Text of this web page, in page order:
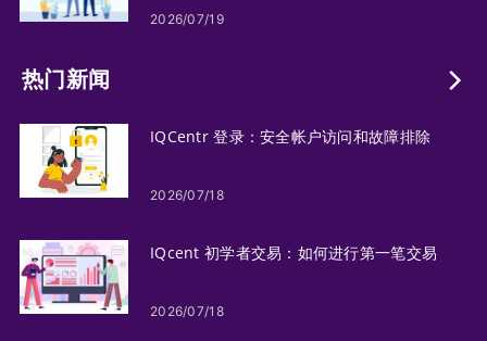
2026/07/19
热门新闻
IQCentr 登录：安全帐户访问和故障排除
2026/07/18
IQcent 初学者交易：如何进行第一笔交易
2026/07/18